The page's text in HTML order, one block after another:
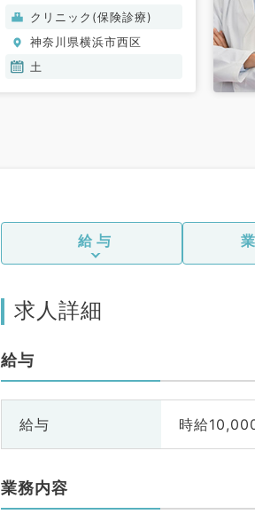
クリニック(保険診療)
神奈川県横浜市西区
土
給与
求人詳細
給与
給与 時給
業務内容